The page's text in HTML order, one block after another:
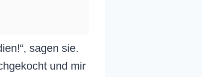
sagen sie.
und mir